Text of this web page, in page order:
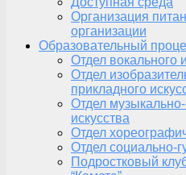
Организация
организации
Образовательный
Отдел вокального
Отдел
прикладного
Отдел
искусства
Отдел
Отдел социально-
Подростковый